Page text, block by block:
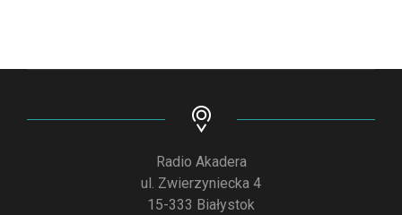
Radio Akadera
ul. Zwierzyniecka 4
15-333 Białystok